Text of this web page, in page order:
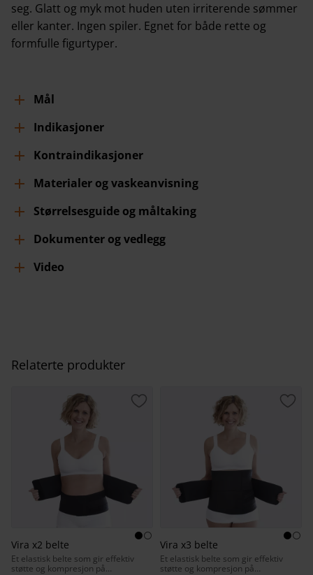
seg. Glatt og myk mot huden uten irriterende sømmer
eller kanter. Ingen spiler. Egnet for både rette og
formfulle figurtyper.
Mål
Indikasjoner
Kontraindikasjoner
Materialer og vaskeanvisning
Størrelsesguide og måltaking
Dokumenter og vedlegg
Video
Relaterte produkter
Vira x2 belte
Et elastisk belte som gir effektiv
støtte og kompresjon på
Lagre som favoritt
Vira x3 belte
Et elastisk belte som gir effektiv
støtte og kompresjon på